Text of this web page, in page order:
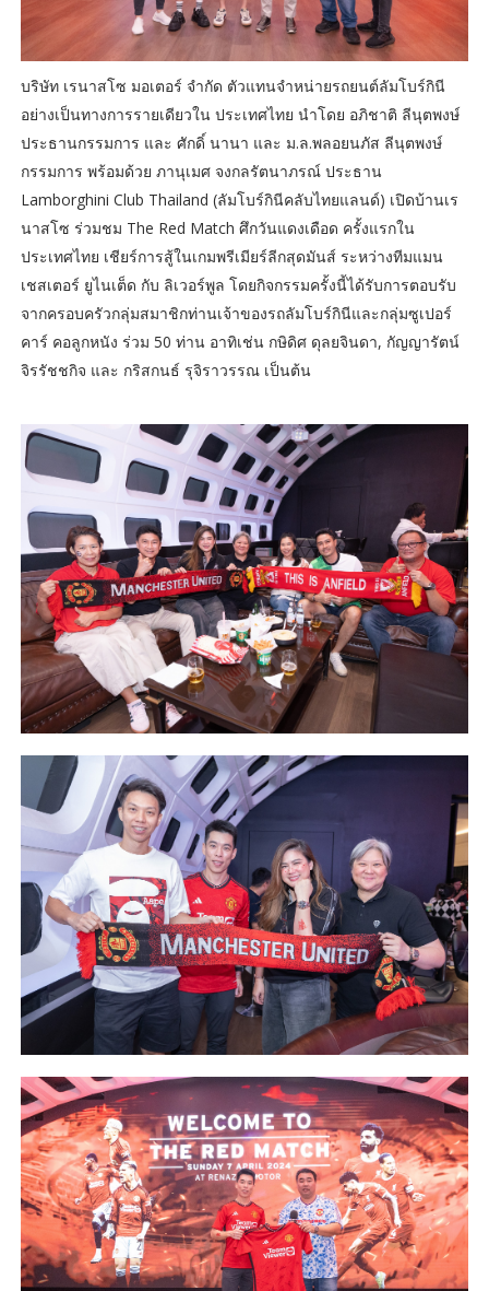
บริษัท เรนาสโซ มอเตอร์ จำกัด ตัวแทนจำหน่ายรถยนต์ลัมโบร์กินี
อย่างเป็นทางการรายเดียวใน ประเทศไทย นำโดย อภิชาติ ลีนุตพงษ์
ประธานกรรมการ และ ศักดิ์ นานา และ ม.ล.พลอยนภัส ลีนุตพงษ์
กรรมการ พร้อมด้วย ภานุเมศ จงกลรัตนาภรณ์ ประธาน
Lamborghini Club Thailand (ลัมโบร์กินีคลับไทยแลนด์) เปิดบ้านเร
นาสโซ ร่วมชม The Red Match ศึกวันแดงเดือด ครั้งแรกใน
ประเทศไทย เชียร์การสู้ในเกมพรีเมียร์ลีกสุดมันส์ ระหว่างทีมแมน
เชสเตอร์ ยูไนเต็ด กับ ลิเวอร์พูล โดยกิจกรรมครั้งนี้ได้รับการตอบรับ
จากครอบครัวกลุ่มสมาชิกท่านเจ้าของรถลัมโบร์กินีและกลุ่มซูเปอร์
คาร์ คอลูกหนัง ร่วม 50 ท่าน อาทิเช่น กษิดิศ ดุลยจินดา, กัญญารัตน์
จิรรัชชกิจ และ กริสกนธ์ รุจิราวรรณ เป็นต้น